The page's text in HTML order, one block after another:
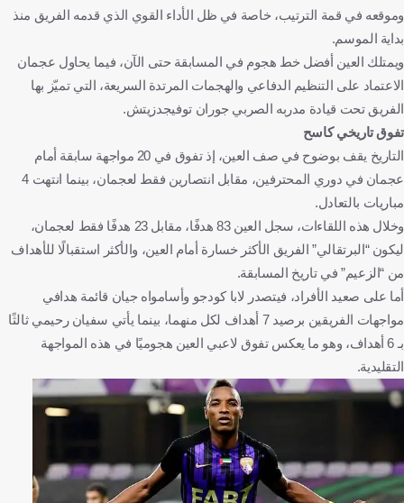
وموقعه في قمة الترتيب، خاصة في ظل الأداء القوي الذي قدمه الفريق منذ
بداية الموسم.
ويمتلك العين أفضل خط هجوم في المسابقة حتى الآن، فيما يحاول عجمان
الاعتماد على التنظيم الدفاعي والهجمات المرتدة السريعة، التي تميّز بها
الفريق تحت قيادة مدربه الصربي جوران توفيجدزيتش.
تفوق تاريخي كاسح
التاريخ يقف بوضوح في صف العين، إذ تفوق في 20 مواجهة سابقة أمام
عجمان في دوري المحترفين، مقابل انتصارين فقط لعجمان، بينما انتهت 4
مباريات بالتعادل.
وخلال هذه اللقاءات، سجل العين 83 هدفًا، مقابل 23 هدفًا فقط لعجمان،
ليكون “البرتقالي” الفريق الأكثر خسارة أمام العين، والأكثر استقبالًا للأهداف
من “الزعيم” في تاريخ المسابقة.
أما على صعيد الأفراد، فيتصدر لابا كودجو وأسامواه جيان قائمة هدافي
مواجهات الفريقين برصيد 7 أهداف لكل منهما، بينما يأتي سفيان رحيمي ثالثًا
بـ 6 أهداف، وهو ما يعكس تفوق لاعبي العين هجوميًا في هذه المواجهة
التقليدية.